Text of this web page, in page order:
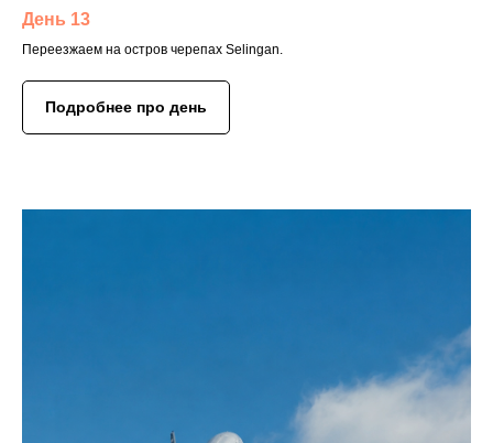
День 13
Переезжаем на остров черепах Selingan.
Подробнее про день